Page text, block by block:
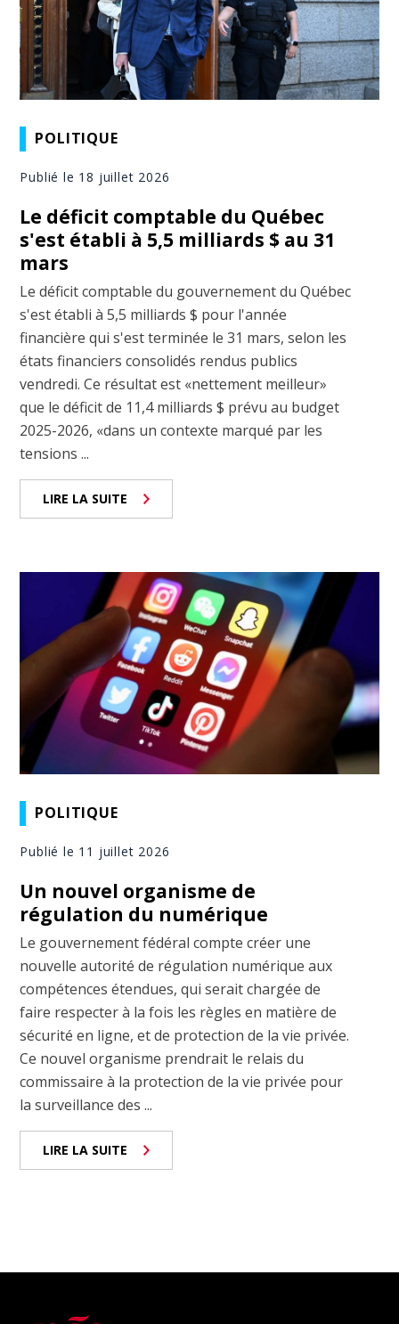
POLITIQUE
Publié le 18 juillet 2026
Le déficit comptable du Québec
s'est établi à 5,5 milliards $ au 31
mars
Le déficit comptable du gouvernement du Québec
s'est établi à 5,5 milliards $ pour l'année
financière qui s'est terminée le 31 mars, selon les
états financiers consolidés rendus publics
vendredi. Ce résultat est «nettement meilleur»
que le déficit de 11,4 milliards $ prévu au budget
2025-2026, «dans un contexte marqué par les
tensions ...
LIRE LA SUITE
POLITIQUE
Publié le 11 juillet 2026
Un nouvel organisme de
régulation du numérique
Le gouvernement fédéral compte créer une
nouvelle autorité de régulation numérique aux
compétences étendues, qui serait chargée de
faire respecter à la fois les règles en matière de
sécurité en ligne, et de protection de la vie privée.
Ce nouvel organisme prendrait le relais du
commissaire à la protection de la vie privée pour
la surveillance des ...
LIRE LA SUITE